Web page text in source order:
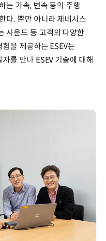
는 가속, 변속 등의 주행
다. 뿐만 아니라 제네시스
사운드 등 고객의 다양한
을 제공하는 ESEV는
를 만나 ESEV 기술에 대해